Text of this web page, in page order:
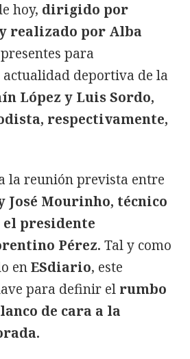
hoy, dirigido por
realizado por Alba
para
deportiva de la
López y Luis Sordo,
respectivamente,
la reunión prevista entre
José Mourinho, técnico
presidente
Pérez. Tal y como
enESdiario, este
para definir el rumbo
de cara a la